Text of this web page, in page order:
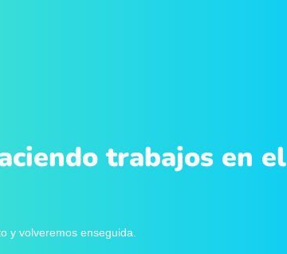
trabajos en el
y volveremos enseguida.